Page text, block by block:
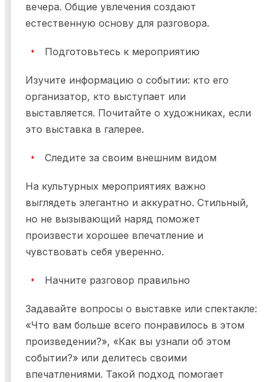
вечера. Общие увлечения создают
естественную основу для разговора.
Подготовьтесь к мероприятию
Изучите информацию о событии: кто его
организатор, кто выступает или
выставляется. Почитайте о художниках, если
это выставка в галерее.
Следите за своим внешним видом
На культурных мероприятиях важно
выглядеть элегантно и аккуратно. Стильный,
но не вызывающий наряд поможет
произвести хорошее впечатление и
чувствовать себя уверенно.
Начните разговор правильно
Задавайте вопросы о выставке или спектакле:
«Что вам больше всего понравилось в этом
произведении?», «Как вы узнали об этом
событии?» или делитесь своими
впечатлениями. Такой подход помогает